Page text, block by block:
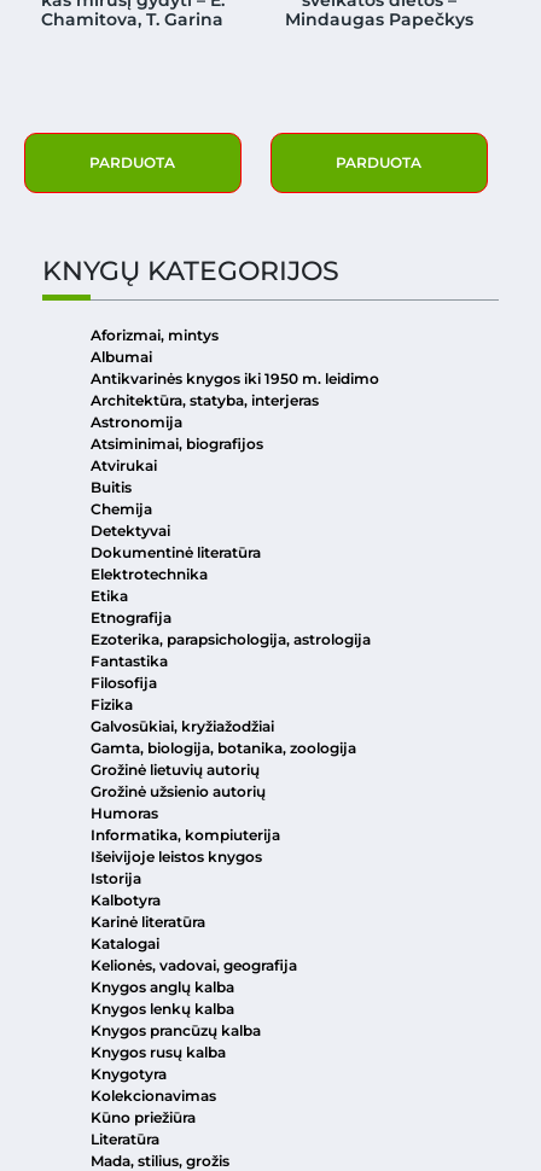
Chamitova, T. Garina
PARDUOTA
Mindaugas Papečkys
PARDUOTA
KNYGŲ KATEGORIJOS
Aforizmai, mintys
Albumai
Antikvarinės knygos iki 1950 m. leidimo
Architektūra, statyba, interjeras
Astronomija
Atsiminimai, biografijos
Atvirukai
Buitis
Chemija
Detektyvai
Dokumentinė literatūra
Elektrotechnika
Etika
Etnografija
Ezoterika, parapsichologija, astrologija
Fantastika
Filosofija
Fizika
Galvosūkiai, kryžiažodžiai
Gamta, biologija, botanika, zoologija
Grožinė lietuvių autorių
Grožinė užsienio autorių
Humoras
Informatika, kompiuterija
Išeivijoje leistos knygos
Istorija
Kalbotyra
Karinė literatūra
Katalogai
Kelionės, vadovai, geografija
Knygos anglų kalba
Knygos lenkų kalba
Knygos prancūzų kalba
Knygos rusų kalba
Knygotyra
Kolekcionavimas
Kūno priežiūra
Literatūra
Mada, stilius, grožis